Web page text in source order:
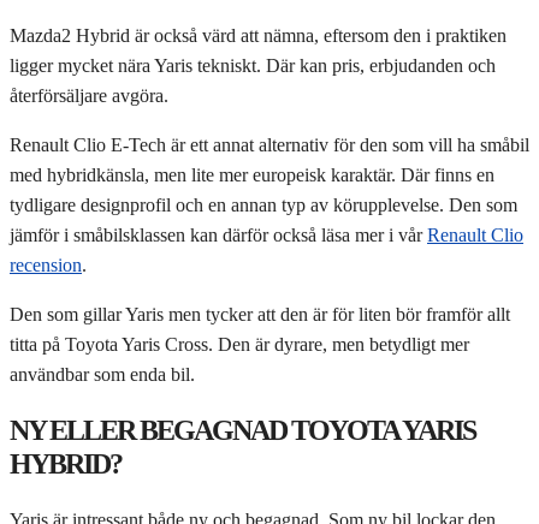
Mazda2 Hybrid är också värd att nämna, eftersom den i praktiken
ligger mycket nära Yaris tekniskt. Där kan pris, erbjudanden och
återförsäljare avgöra.
Renault Clio E-Tech är ett annat alternativ för den som vill ha småbil
med hybridkänsla, men lite mer europeisk karaktär. Där finns en
tydligare designprofil och en annan typ av körupplevelse. Den som
jämför i småbilsklassen kan därför också läsa mer i vårRenault Clio
recension.
Den som gillar Yaris men tycker att den är för liten bör framför allt
titta på Toyota Yaris Cross. Den är dyrare, men betydligt mer
användbar som enda bil.
NY ELLER BEGAGNAD TOYOTA YARIS
HYBRID?
Yaris är intressant både ny och begagnad. Som ny bil lockar den